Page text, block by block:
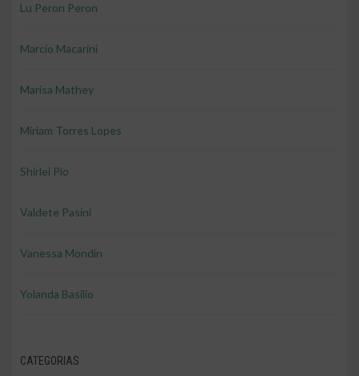
Lu Peron Peron
Marcio Macarini
Marisa Mathey
Miriam Torres Lopes
Shirlei Pio
Valdete Pasini
Vanessa Mondin
Yolanda Basilio
CATEGORIAS